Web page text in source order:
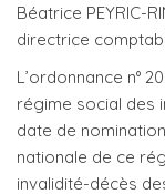
Béatrice PEYRIC-
directrice
L’ordonnance n°
régime social des
date de
nationale de ce
invalidité-décès